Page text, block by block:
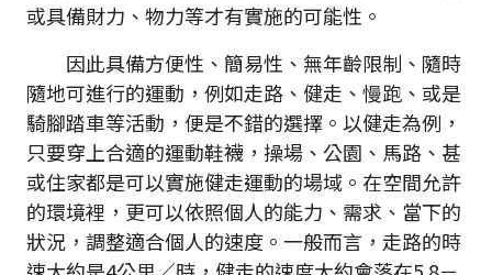
或具備財力、物力等才有實施的可能性。
因此具備方便性、簡易性、無年齡限制、隨時
隨地可進行的運動，例如走路、健走、慢跑、或是
騎腳踏車等活動，便是不錯的選擇。以健走為例，
只要穿上合適的運動鞋襪，操場、公園、馬路、甚
或住家都是可以實施健走運動的場域。在空間允許
的環境裡，更可以依照個人的能力、需求、當下的
狀況，調整適合個人的速度。一般而言，走路的時